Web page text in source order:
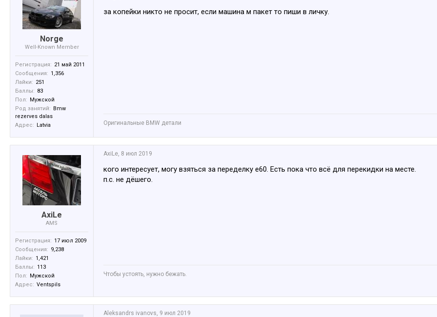
Norge
Well-Known Member
Регистрация: 21 май 2011
Сообщения: 1,356
Лайки: 251
Баллы: 83
Пол: Мужской
Род занятий: Bmw
rezerves dalas
Адрес: Latvia
за копейки никто не просит, если машина м пакет то пиши в личку.
Оригинальные BMW детали
AxiLe
AMS
Регистрация: 17 июл 2009
Сообщения: 9,238
Лайки: 1,421
Баллы: 113
Пол: Мужской
Адрес: Ventspils
AxiLe, 8 июл 2019
кого интересует, могу взяться за переделку е60. Есть пока что всё для перекидки на месте.
п.с. не дёшего.
Чтобы устоять, нужно бежать.
Aleksandrs ivanovs, 9 июл 2019